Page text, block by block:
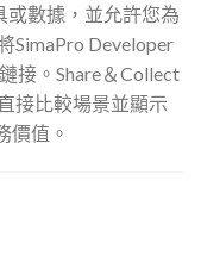
或數據，並允許您為
SimaPro Developer
接。Share＆Collect
接比較場景並顯示
價值。